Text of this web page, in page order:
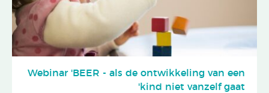
Webinar 'BEER - als de ontwikkeling van een
kind niet vanzelf gaat'